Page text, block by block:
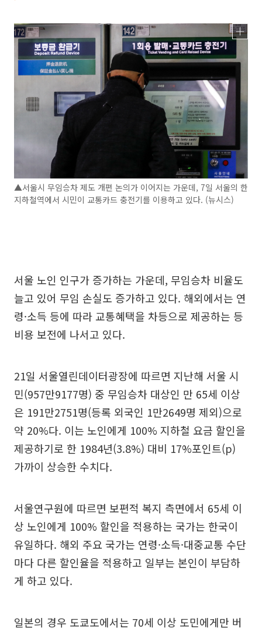
▲서울시 무임승차 제도 개편 논의가 이어지는 가운데, 7일 서울의 한
지하철역에서 시민이 교통카드 충전기를 이용하고 있다. (뉴시스)
서울 노인 인구가 증가하는 가운데, 무임승차 비율도
늘고 있어 무임 손실도 증가하고 있다. 해외에서는 연
령·소득 등에 따라 교통혜택을 차등으로 제공하는 등
비용 보전에 나서고 있다.
21일 서울열린데이터광장에 따르면 지난해 서울 시
민(957만9177명) 중 무임승차 대상인 만 65세 이상
은 191만2751명(등록 외국인 1만2649명 제외)으로
약 20%다. 이는 노인에게 100% 지하철 요금 할인을
제공하기로 한 1984년(3.8%) 대비 17%포인트(p)
가까이 상승한 수치다.
서울연구원에 따르면 보편적 복지 측면에서 65세 이
상 노인에게 100% 할인을 적용하는 국가는 한국이
유일하다. 해외 주요 국가는 연령·소득·대중교통 수단
마다 다른 할인율을 적용하고 일부는 본인이 부담하
게 하고 있다.
일본의 경우 도쿄도에서는 70세 이상 도민에게만 버